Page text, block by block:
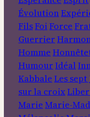
Évolution
FilsFoi Force
Guerrier
Homme
Humour Idéal
Kabbale Les sept
sur la croix
Marie Marie-